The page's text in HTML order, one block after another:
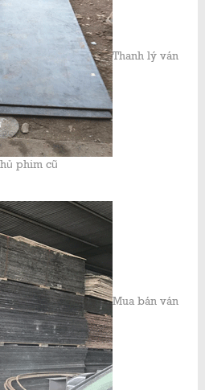
Thanh lý ván
phim cũ
Mua bán ván